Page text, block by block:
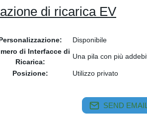
di ricarica EV
Disponibile
di Interfacce di
Ricarica:
Una pila con più
Posizione: Utilizzo privato
SEND